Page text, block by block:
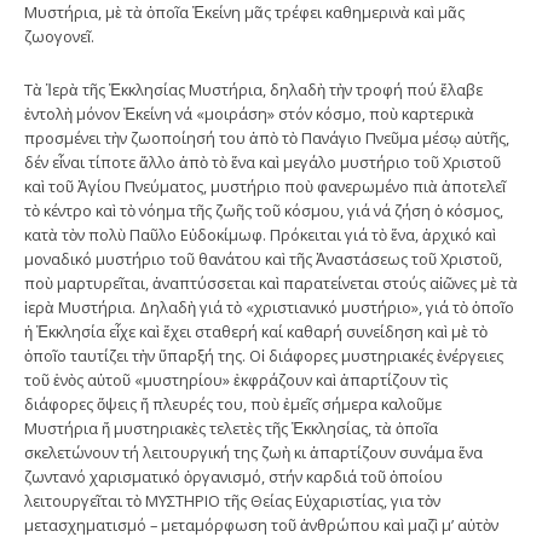
Μυστήρια, μὲ τὰ ὁποῖα Ἐκείνη μᾶς τρέφει καθημερινὰ καὶ μᾶς
ζωογονεῖ.
Τὰ Ἱερὰ τῆς Ἐκκλησίας Μυστήρια, δηλαδὴ τὴν τροφή πού ἔλαβε
ἐντολὴ μόνον Ἐκείνη νά «μοιράση» στόν κόσμο, ποὺ καρτερικὰ
προσμένει τὴν ζωοποίησή του ἀπὸ τὸ Πανάγιο Πνεῦμα μέσῳ αὐτῆς,
δέν εἶναι τίποτε ἄλλο ἀπὸ τὸ ἕνα καὶ μεγάλο μυστήριο τοῦ Χριστοῦ
καὶ τοῦ Ἁγίου Πνεύματος, μυστήριο ποὺ φανερωμένο πιὰ ἀποτελεῖ
τὸ κέντρο καὶ τὸ νόημα τῆς ζωῆς τοῦ κόσμου, γιά νά ζήση ὁ κόσμος,
κατὰ τὸν πολὺ Παῦλο Εὐδοκίμωφ. Πρόκειται γιά τὸ ἕνα, ἀρχικό καὶ
μοναδικό μυστήριο τοῦ θανάτου καὶ τῆς Ἀναστάσεως τοῦ Χριστοῦ,
ποὺ μαρτυρεῖται, ἀναπτύσσεται καὶ παρατείνεται στούς αἰῶνες μὲ τὰ
ἱερὰ Μυστήρια. Δηλαδὴ γιά τὸ «χριστιανικό μυστήριο», γιά τὸ ὁποῖο
ἡ Ἐκκλησία εἶχε καὶ ἔχει σταθερή καί καθαρή συνείδηση καὶ μὲ τὸ
ὁποῖο ταυτίζει τὴν ὕπαρξή της. Οἱ διάφορες μυστηριακές ἐνέργειες
τοῦ ἑνὸς αὐτοῦ «μυστηρίου» ἐκφράζουν καὶ ἀπαρτίζουν τὶς
διάφορες ὄψεις ἤ πλευρές του, ποὺ ἐμεῖς σήμερα καλοῦμε
Μυστήρια ἤ μυστηριακὲς τελετὲς τῆς Ἐκκλησίας, τὰ ὁποῖα
σκελετώνουν τή λειτουργική της ζωὴ κι ἀπαρτίζουν συνάμα ἕνα
ζωντανό χαρισματικό ὀργανισμό, στήν καρδιά τοῦ ὁποίου
λειτουργεῖται τὸ ΜΥΣΤΗΡΙΟ τῆς Θείας Εὐχαριστίας, για τὸν
μετασχηματισμό – μεταμόρφωση τοῦ ἀνθρώπου καὶ μαζὶ μ’ αὐτὸν